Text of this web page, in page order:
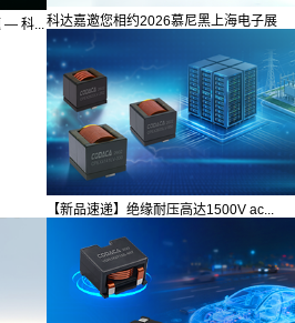
— 科...科达嘉邀您相约2026慕尼黑上海电子展
【新品速递】绝缘耐压高达1500V ac...